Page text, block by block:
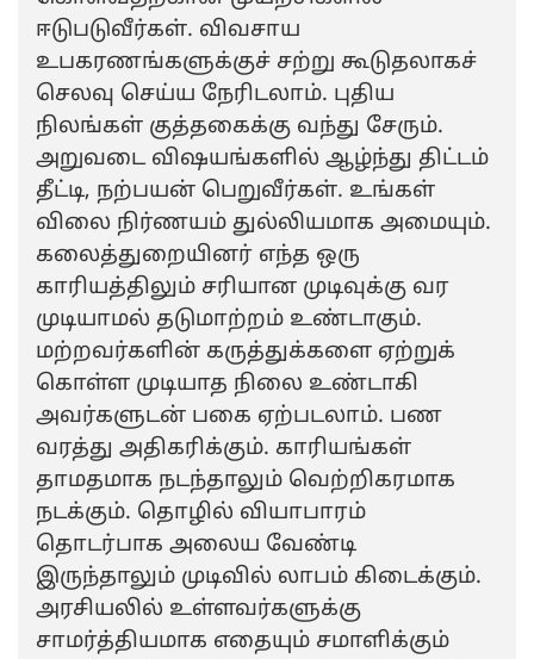
ஈடுபடுவீர்கள். விவசாய
உபகரணங்களுக்குச் சற்று கூடுதலாகச்
செலவு செய்ய நேரிடலாம். புதிய
நிலங்கள் குத்தகைக்கு வந்து சேரும்.
அறுவடை விஷயங்களில் ஆழ்ந்து திட்டம்
தீட்டி, நற்பயன் பெறுவீர்கள். உங்கள்
விலை நிர்ணயம் துல்லியமாக அமையும்.
கலைத்துறையினர் எந்த ஒரு
காரியத்திலும் சரியான முடிவுக்கு வர
முடியாமல் தடுமாற்றம் உண்டாகும்.
மற்றவர்களின் கருத்துக்களை ஏற்றுக்
கொள்ள முடியாத நிலை உண்டாகி
அவர்களுடன் பகை ஏற்படலாம். பண
வரத்து அதிகரிக்கும். காரியங்கள்
தாமதமாக நடந்தாலும் வெற்றிகரமாக
நடக்கும். தொழில் வியாபாரம்
தொடர்பாக அலைய வேண்டி
இருந்தாலும் முடிவில் லாபம் கிடைக்கும்.
அரசியலில் உள்ளவர்களுக்கு
சாமர்த்தியமாக எதையும் சமாளிக்கும்